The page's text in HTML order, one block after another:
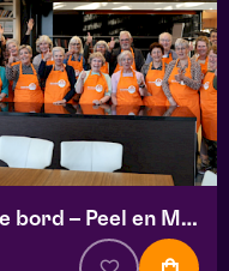
Kookworkshop – Zomer op je bord – Peel en Maas